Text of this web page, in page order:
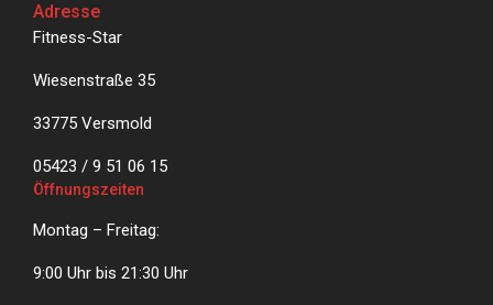
Adresse
Fitness-Star
Wiesenstraße 35
33775 Versmold
05423 / 9 51 06 15
Öffnungszeiten
Montag – Freitag:
9:00 Uhr bis 21:30 Uhr